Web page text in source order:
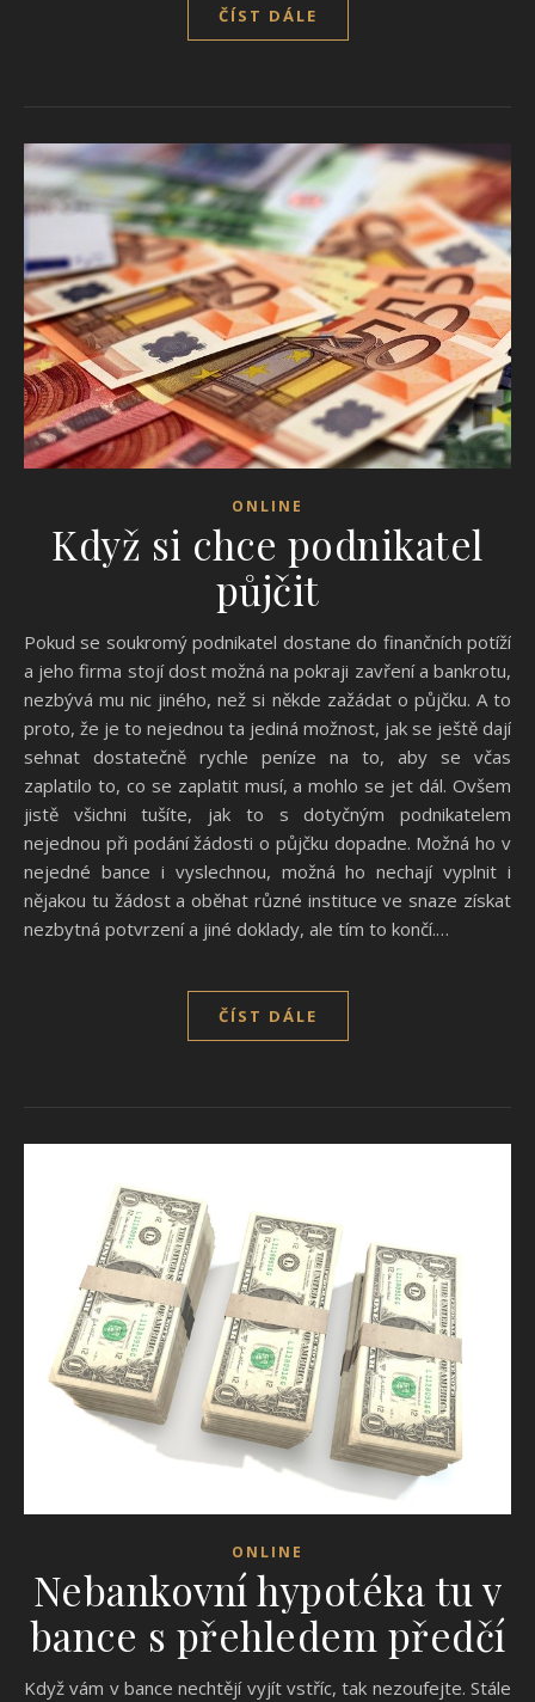
ČÍST DÁLE
ONLINE
Když si chce podnikatel
půjčit
Pokud se soukromý podnikatel dostane do finančních potíží
a jeho firma stojí dost možná na pokraji zavření a bankrotu,
nezbývá mu nic jiného, než si někde zažádat o půjčku. A to
proto, že je to nejednou ta jediná možnost, jak se ještě dají
sehnat dostatečně rychle peníze na to, aby se včas
zaplatilo to, co se zaplatit musí, a mohlo se jet dál. Ovšem
jistě všichni tušíte, jak to s dotyčným podnikatelem
nejednou při podání žádosti o půjčku dopadne. Možná ho v
nejedné bance i vyslechnou, možná ho nechají vyplnit i
nějakou tu žádost a oběhat různé instituce ve snaze získat
nezbytná potvrzení a jiné doklady, ale tím to končí.…
ČÍST DÁLE
ONLINE
Nebankovní hypotéka tu v
bance s přehledem předčí
Když vám v bance nechtějí vyjít vstříc, tak nezoufejte. Stále